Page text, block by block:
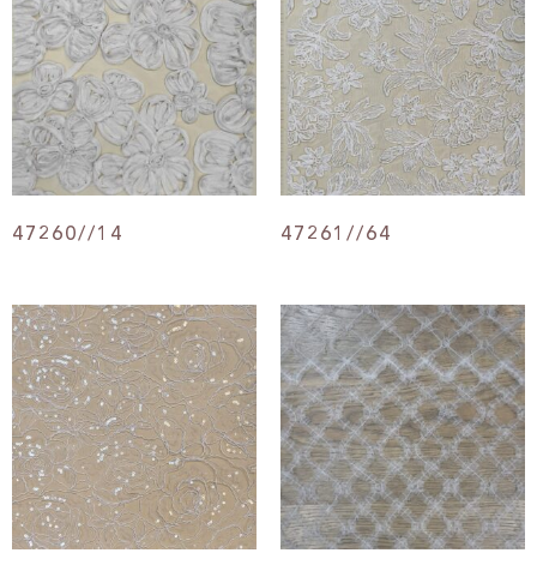
47260//14 47261//64